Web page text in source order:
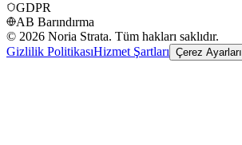
GDPR
AB Barındırma
© 2026 Noria Strata. Tüm hakları saklıdır.
Gizlilik PolitikasıHizmet Şartları Çerez Ayarları